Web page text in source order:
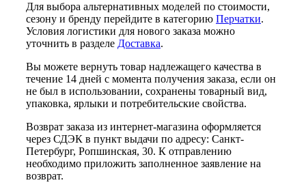
Для выбора альтернативных моделей по стоимости,
сезону и бренду перейдите в категорию Перчатки.
Условия логистики для нового заказа можно
уточнить в разделе Доставка.
Вы можете вернуть товар надлежащего качества в
течение 14 дней с момента получения заказа, если он
не был в использовании, сохранены товарный вид,
упаковка, ярлыки и потребительские свойства.
Возврат заказа из интернет-магазина оформляется
через СДЭК в пункт выдачи по адресу: Санкт-
Петербург, Ропшинская, 30. К отправлению
необходимо приложить заполненное заявление на
возврат.